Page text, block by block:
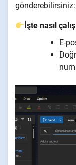
İşte nasıl
E-